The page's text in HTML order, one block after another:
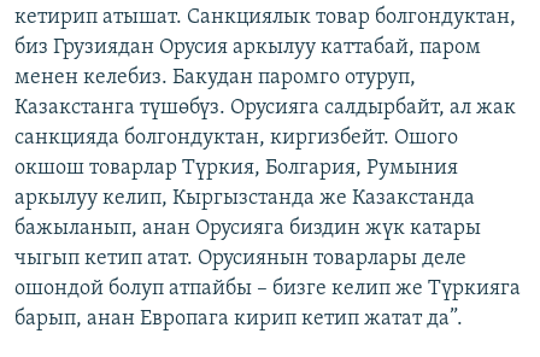
кетирип атышат. Санкциялык товар болгондуктан,
биз Грузиядан Орусия аркылуу каттабай, паром
менен келебиз. Бакудан паромго отуруп,
Казакстанга түшөбүз. Орусияга салдырбайт, ал жак
санкцияда болгондуктан, киргизбейт. Ошого
окшош товарлар Түркия, Болгария, Румыния
аркылуу келип, Кыргызстанда же Казакстанда
бажыланып, анан Орусияга биздин жүк катары
чыгып кетип атат. Орусиянын товарлары деле
ошондой болуп атпайбы – бизге келип же Түркияга
барып, анан Европага кирип кетип жатат да”.